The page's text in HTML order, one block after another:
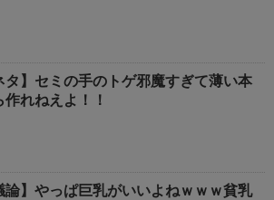
タ】セミの手のトゲ邪魔すぎて薄い本
作れねえよ！！
論】やっぱ巨乳がいいよねｗｗｗ貧乳